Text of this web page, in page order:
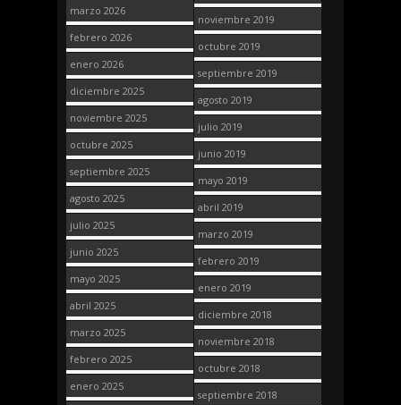
marzo 2026
febrero 2026
enero 2026
diciembre 2025
noviembre 2025
octubre 2025
septiembre 2025
agosto 2025
julio 2025
junio 2025
mayo 2025
abril 2025
marzo 2025
febrero 2025
enero 2025
noviembre 2019
octubre 2019
septiembre 2019
agosto 2019
julio 2019
junio 2019
mayo 2019
abril 2019
marzo 2019
febrero 2019
enero 2019
diciembre 2018
noviembre 2018
octubre 2018
septiembre 2018